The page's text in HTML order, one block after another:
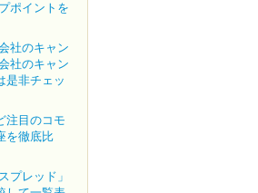
ポイントを
社のキャン
社のキャン
是非チェッ
注目のコモ
を徹底比
プレッド」